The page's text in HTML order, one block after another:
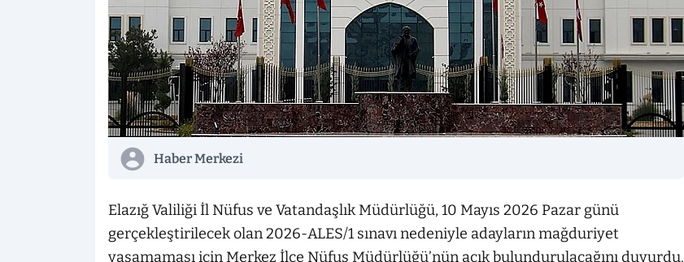
Haber Merkezi
Elazığ Valiliği İl Nüfus ve Vatandaşlık Müdürlüğü, 10 Mayıs 2026 Pazar günü
gerçekleştirilecek olan 2026-ALES/1 sınavı nedeniyle adayların mağduriyet
yaşamaması için Merkez İlçe Nüfus Müdürlüğü’nün açık bulundurulacağını duyurdu.